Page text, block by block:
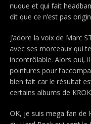
nuque et qui fait
dit que ce n’est pas
J’adore la voix de Marc
avec ses morceaux qui
incontrôlable. Alors oui,
pointures pour
bien fait car le résultat
certains albums de
OK, je suis mega fan de